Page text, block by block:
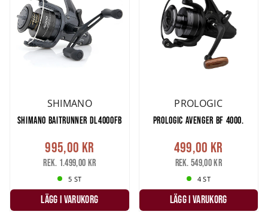
SHIMANO
SHIMANO BAITRUNNER DL4000FB
995,00 kr
Rek. 1.499,00 kr
5 ST
LÄGG I VARUKORG
PROLOGIC
PROLOGIC AVENGER BF 4000.
499,00 kr
Rek. 549,00 kr
4 ST
LÄGG I VARUKORG